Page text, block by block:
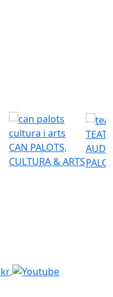
CAN PALOTS,
CULTURA & ARTS